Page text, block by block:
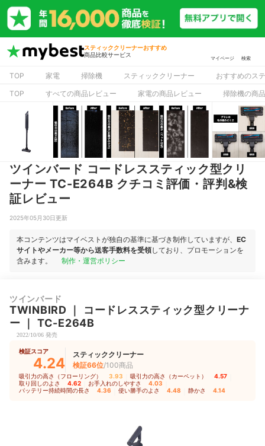
スティッククリーナーおすすめ
商品比較サービス
マイページ 検索
TOP 家電 掃除機 スティッククリーナー
おすすめのス
TOP
すべての商品レビュー 家電の商品レビュー 掃除機の商
ツインバード コードレススティック型クリ
ーナー TC-E264B クチコミ評価・評判&検
証レビュー
2025年05月30日更新
本コンテンツはマイベストが独自の基準に基づき制作していますが、 EC
サイトやメーカー等から送客手数料を受領しており、プロモーションを
含みます。
制作・運営ポリシー
ツインバード
TWINBIRD
コードレススティック型クリーナ
ー
TC-E264B
2022/10/06 発売
検証スコア
4.24
スティッククリーナー
検証66位/100商品
吸引力の高さ（フローリング） 3.93 吸引力の高さ（カーペット） 4.57
取り回しのよさ 4.62 お手入れのしやすさ 4.03
バッテリー持続時間の長さ 4.36 使い勝手のよさ 4.48 静かさ 4.14